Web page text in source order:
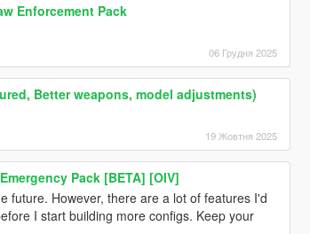
Enforcement Pack
06 Грудня 2025
Better weapons, model adjustments)
19 Жовтня 2025
Pack [BETA] [OIV]
future. However, there are a lot of features I'd
I start building more configs. Keep your